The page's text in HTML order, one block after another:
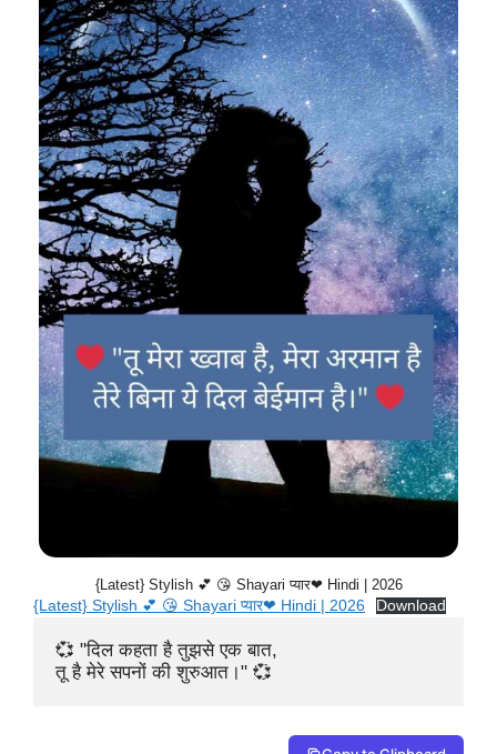
{Latest} Stylish 💕 😘 Shayari प्यार❤ Hindi | 2026
{Latest} Stylish 💕 😘 Shayari प्यार❤ Hindi | 2026
Download
💞 "दिल कहता है तुझसे एक बात,
तू है मेरे सपनों की शुरुआत।" 💞